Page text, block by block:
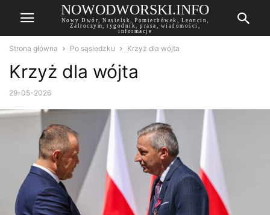
NOWODWORSKI.INFO
Nowy Dwór, Nasielsk, Pomiechówek, Leoncin,
Zalroczym, tygodnik, prasa, wiadomości,
informacje
Strona główna Po sąsiedzku Krzyż dla wójta
Krzyż dla wójta
29-05-2026